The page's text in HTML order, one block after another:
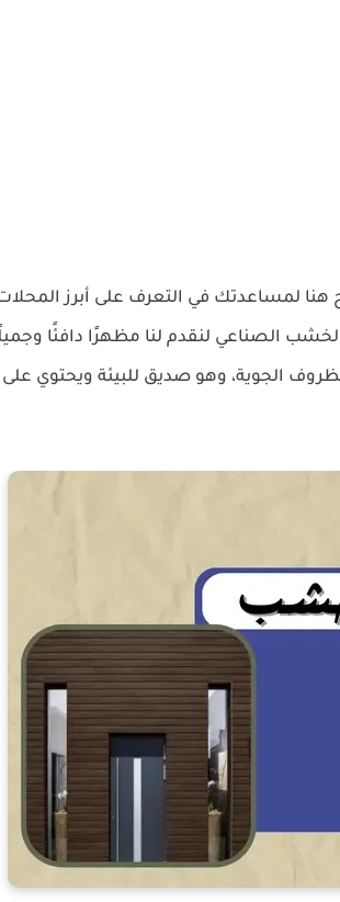
لمساعدتك في التعرف على أبرز
الصناعي لنقدم لنا مظهرًا دافئًا
الجوية، وهو صديق للبيئة ويحتوي على